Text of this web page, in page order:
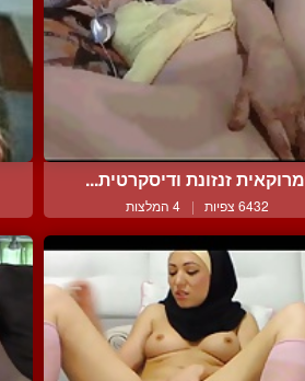
מרוקאית זנזונת ודיסקרטית...
6432 צפיות | 4 המלצות